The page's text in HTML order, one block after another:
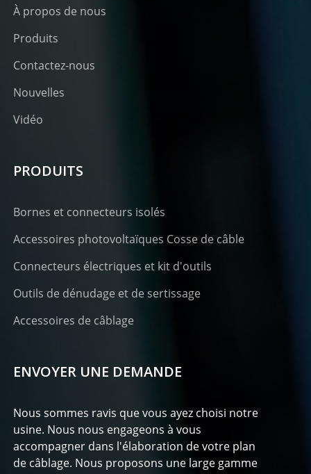
À propos de nous
Produits
Contactez-nous
Nouvelles
Vidéo
PRODUITS
Bornes et connecteurs isolés
Accessoires photovoltaïques Cosse de câble
Connecteurs électriques et kit d'outils
Outils de dénudage et de sertissage
Accessoires de câblage
ENVOYER UNE DEMANDE
Nous sommes ravis que vous ayez choisi notre
usine. Nous nous engageons à vous
accompagner dans l'élaboration de votre plan
de câblage. Nous proposons une large gamme